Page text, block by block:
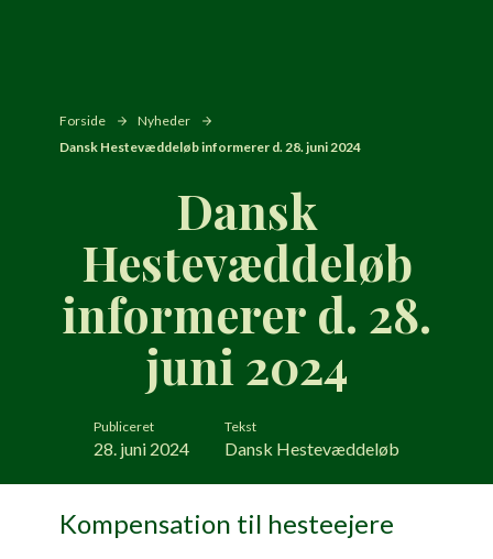
Forside
Nyheder
Dansk Hestevæddeløb informerer d. 28. juni 2024
Dansk
Hestevæddeløb
informerer d. 28.
juni 2024
Publiceret
28. juni 2024
Tekst
Dansk Hestevæddeløb
Kompensation til hesteejere